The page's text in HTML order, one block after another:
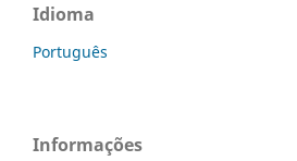
Idioma
Português
Informações